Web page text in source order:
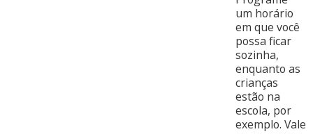
um horário
em que você
possa ficar
sozinha,
enquanto as
crianças
estão na
escola, por
exemplo. Vale